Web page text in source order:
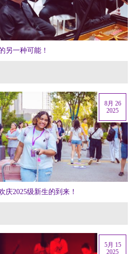
另一种可能！
庆2025级新生的到来！
8月 26
2025
5月 15
2025